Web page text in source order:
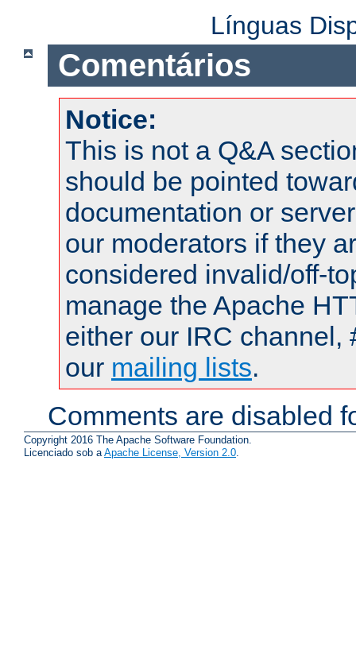
Línguas
Comentários
Notice:
This is not a Q&A
should be pointed
documentation or
our moderators if they
considered invalid/off-
manage the Apache
either our IRC channel,
our mailing lists.
Comments are disabled
Copyright 2016 The Apache Software Foundation.
Licenciado sob aApache License, Version 2.0.